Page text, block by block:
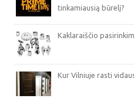
tinkamiausią būrelį?
Kaklaraiščio
Kur Vilniuje rasti